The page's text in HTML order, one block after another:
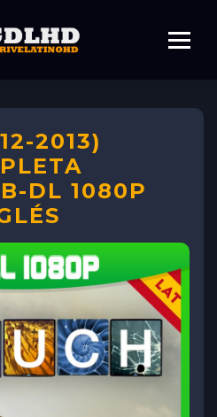
2013)
DL 1080P